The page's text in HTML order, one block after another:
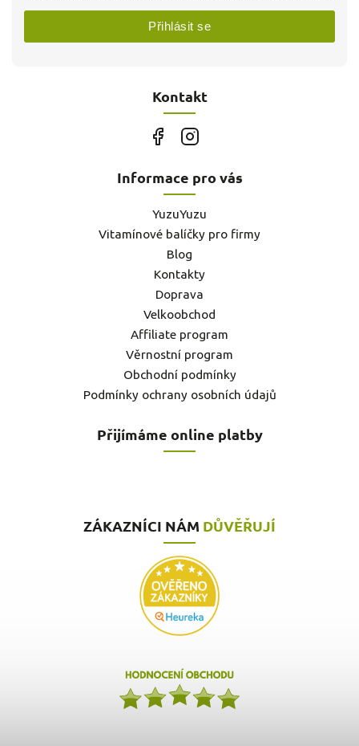
Kontakt
Přihlásit se
Informace pro vás
YuzuYuzu
Vitamínové balíčky pro firmy
Blog
Kontakty
Doprava
Velkoobchod
Affiliate program
Věrnostní program
Obchodní podmínky
Podmínky ochrany osobních údajů
Přijímáme online platby
ZÁKAZNÍCI NÁM DŮVĚŘUJÍ